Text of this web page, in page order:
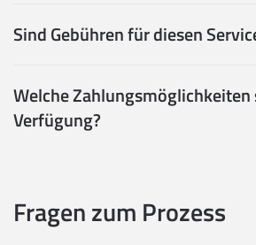
Sind Gebühren für diesen
Welche Zahlungsmöglichkeiten
Verfügung?
Fragen zum Prozess